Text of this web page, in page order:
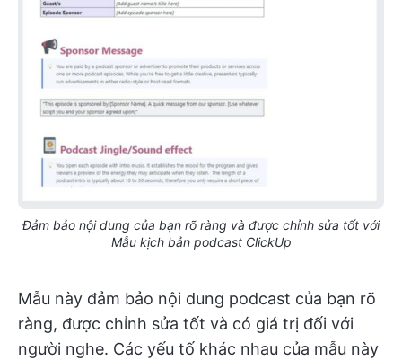
Đảm bảo nội dung của bạn rõ ràng và được chỉnh sửa tốt với
Mẫu kịch bản podcast ClickUp
Mẫu này đảm bảo nội dung podcast của bạn rõ
ràng, được chỉnh sửa tốt và có giá trị đối với
người nghe. Các yếu tố khác nhau của mẫu này